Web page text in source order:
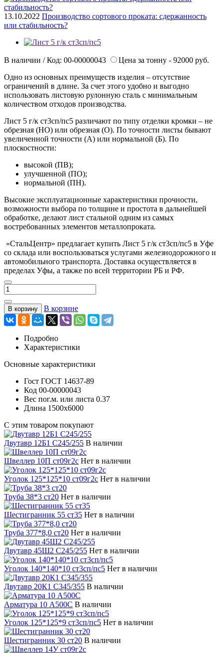
13.10.2022 Производство сортового проката: сдержанность
или стабильность?
В наличии / Код: 00-00000043
Цена за тонну - 92000 руб.
Одно из основных преимуществ изделия – отсутствие
ограничений в длине. За счет этого удобно и выгодно
использовать листовую рулонную сталь с минимальным
количеством отходов производства.
Лист 5 г/к ст3сп/пс5 различают по типу отделки кромки – не
обрезная (НО) или обрезная (О). По точности листы бывают
увеличенной точности (А) или нормальной (Б). По
плоскостности:
высокой (ПВ);
улучшенной (ПО);
нормальной (ПН).
Высокие эксплуатационные характеристики прочности,
возможности выбора по толщине и простота в дальнейшей
обработке, делают лист стальной одним из самых
востребованных элементов металлопроката.
«СтальЦентр» предлагает купить Лист 5 г/к ст3сп/пс5 в Уфе
со склада или воспользоваться услугами железнодорожного и
автомобильного транспорта. Доставка осуществляется в
пределах Уфы, а также по всей территории РБ и РФ.
В корзину В корзине
Подробно
Характеристики
Основные характеристики
Гост ГОСТ 14637-89
Код 00-00000043
Вес пог.м. или листа 0.37
Длина 1500х6000
С этим товаром покупают
Двутавр 12Б1 С245/255 В наличии
Швеллер 10П ст09г2с Нет в наличии
Уголок 125*125*10 ст09г2с Нет в наличии
Труба 38*3 ст20 Нет в наличии
Шестигранник 55 ст35 Нет в наличии
Труба 377*8,0 ст20 Нет в наличии
Двутавр 45Ш2 С245/255 Нет в наличии
Уголок 140*140*10 ст3сп/пс5 Нет в наличии
Двутавр 20К1 С345/355 В наличии
Арматура 10 А500С В наличии
Уголок 125*125*9 ст3сп/пс5 Нет в наличии
Шестигранник 30 ст20 В наличии